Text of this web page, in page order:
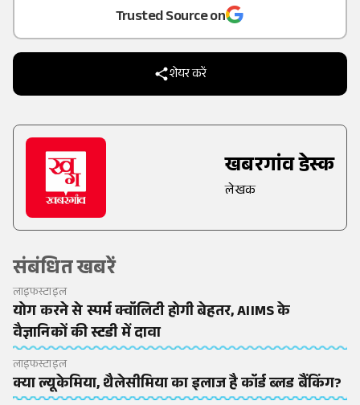
Trusted Source on
शेयर करें
खबरगांव डेस्क
लेखक
संबंधित खबरें
लाइफस्टाइल
योग करने से स्पर्म क्वॉलिटी होगी बेहतर, AIIMS के
वैज्ञानिकों की स्टडी में दावा
लाइफस्टाइल
क्या ल्यूकेमिया, थैलेसीमिया का इलाज है कॉर्ड ब्लड बैंकिंग?